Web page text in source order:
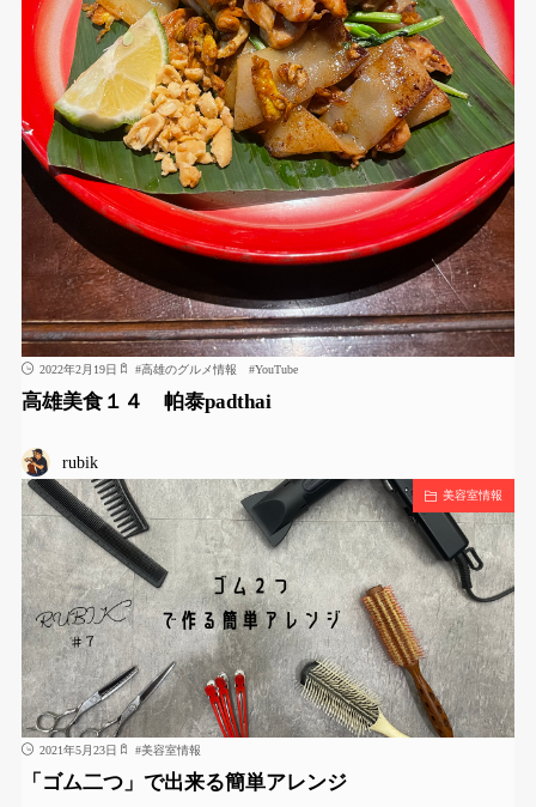
2022年2月19日 #高雄のグルメ情報 #YouTube
高雄美食１４ 帕泰padthai
rubik
美容室情報
2021年5月23日 #美容室情報
「ゴム二つ」で出来る簡単アレンジ